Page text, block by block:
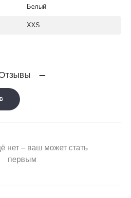
Белый
XXS
нет – ваш может стать
первым